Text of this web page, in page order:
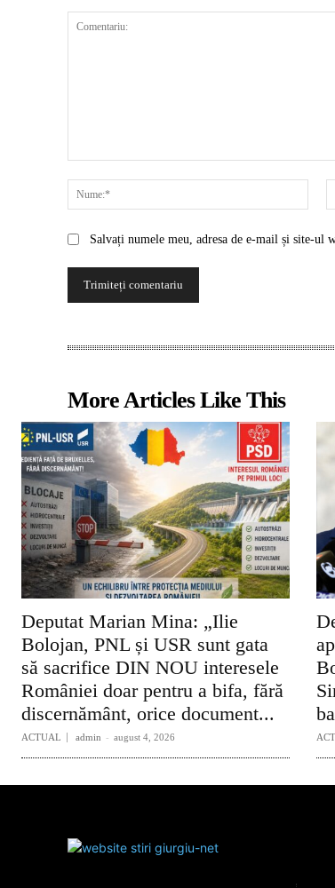
Salvați numele meu, adresa de e-mail și site-ul
More Articles Like This
Deputat Marian Mina: „Ilie
Bolojan, PNL și USR sunt gata
să sacrifice DIN NOU interesele
României doar pentru a bifa, fără
discernământ, orice document...
ACTUAL admin - august 4, 2026